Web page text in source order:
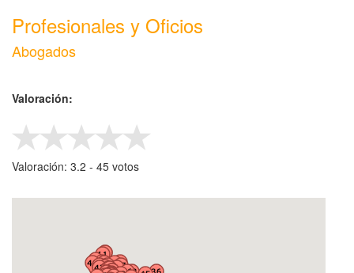
Profesionales y Oficios
Abogados
Valoración:
Valoración: 3.2 - ‎ 45 votos